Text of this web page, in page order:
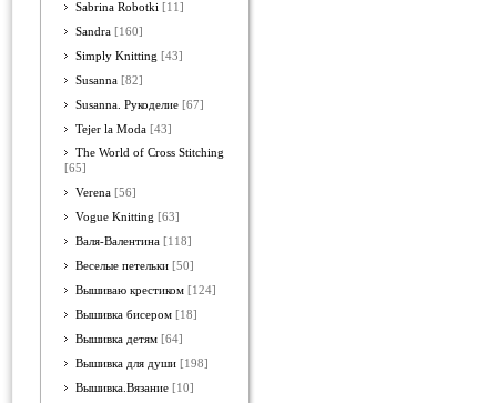
Sabrina Robotki [11]
Sandra [160]
Simply Knitting [43]
Susanna [82]
Susanna. Рукоделие [67]
Tejer la Moda [43]
The World of Cross Stitching
[65]
Verena [56]
Vogue Knitting [63]
Валя-Валентина [118]
Веселые петельки [50]
Вышиваю крестиком [124]
Вышивка бисером [18]
Вышивка детям [64]
Вышивка для души [198]
Вышивка.Вязание [10]